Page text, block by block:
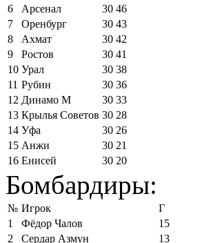
6
Арсенал 30 46
7
Оренбург 30 43
8
Ахмат 30 42
9
Ростов 30 41
10 Урал 30 38
11 Рубин 30 36
12 Динамо М 30 33
13 Крылья Советов 30 28
14 Уфа 30 26
15 Анжи 30 21
16 Енисей 30 20
Бомбардиры:
№ Игрок
Г
1
Фёдор Чалов
15
2
Сердар Азмун 13